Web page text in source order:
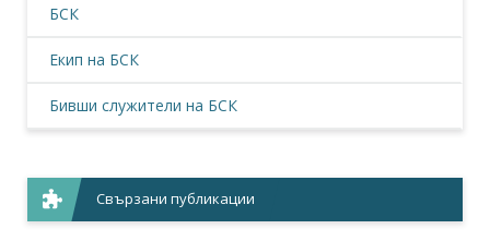
БСК
Екип на БСК
Бивши служители на БСК
Свързани публикации